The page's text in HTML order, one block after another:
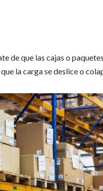
de que las cajas o
la carga se deslice o